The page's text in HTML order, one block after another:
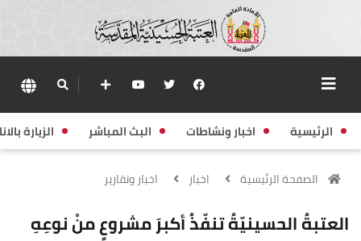
الرئيسية اخبار ونشاطات البث المباشر الزيارة
الصفحة الرئيسية اخبار اخبار وتقارير
العتبةُ الحسينيّةُ تنفّذُ أكبرَ مشروعٍ منْ نوعِهِ